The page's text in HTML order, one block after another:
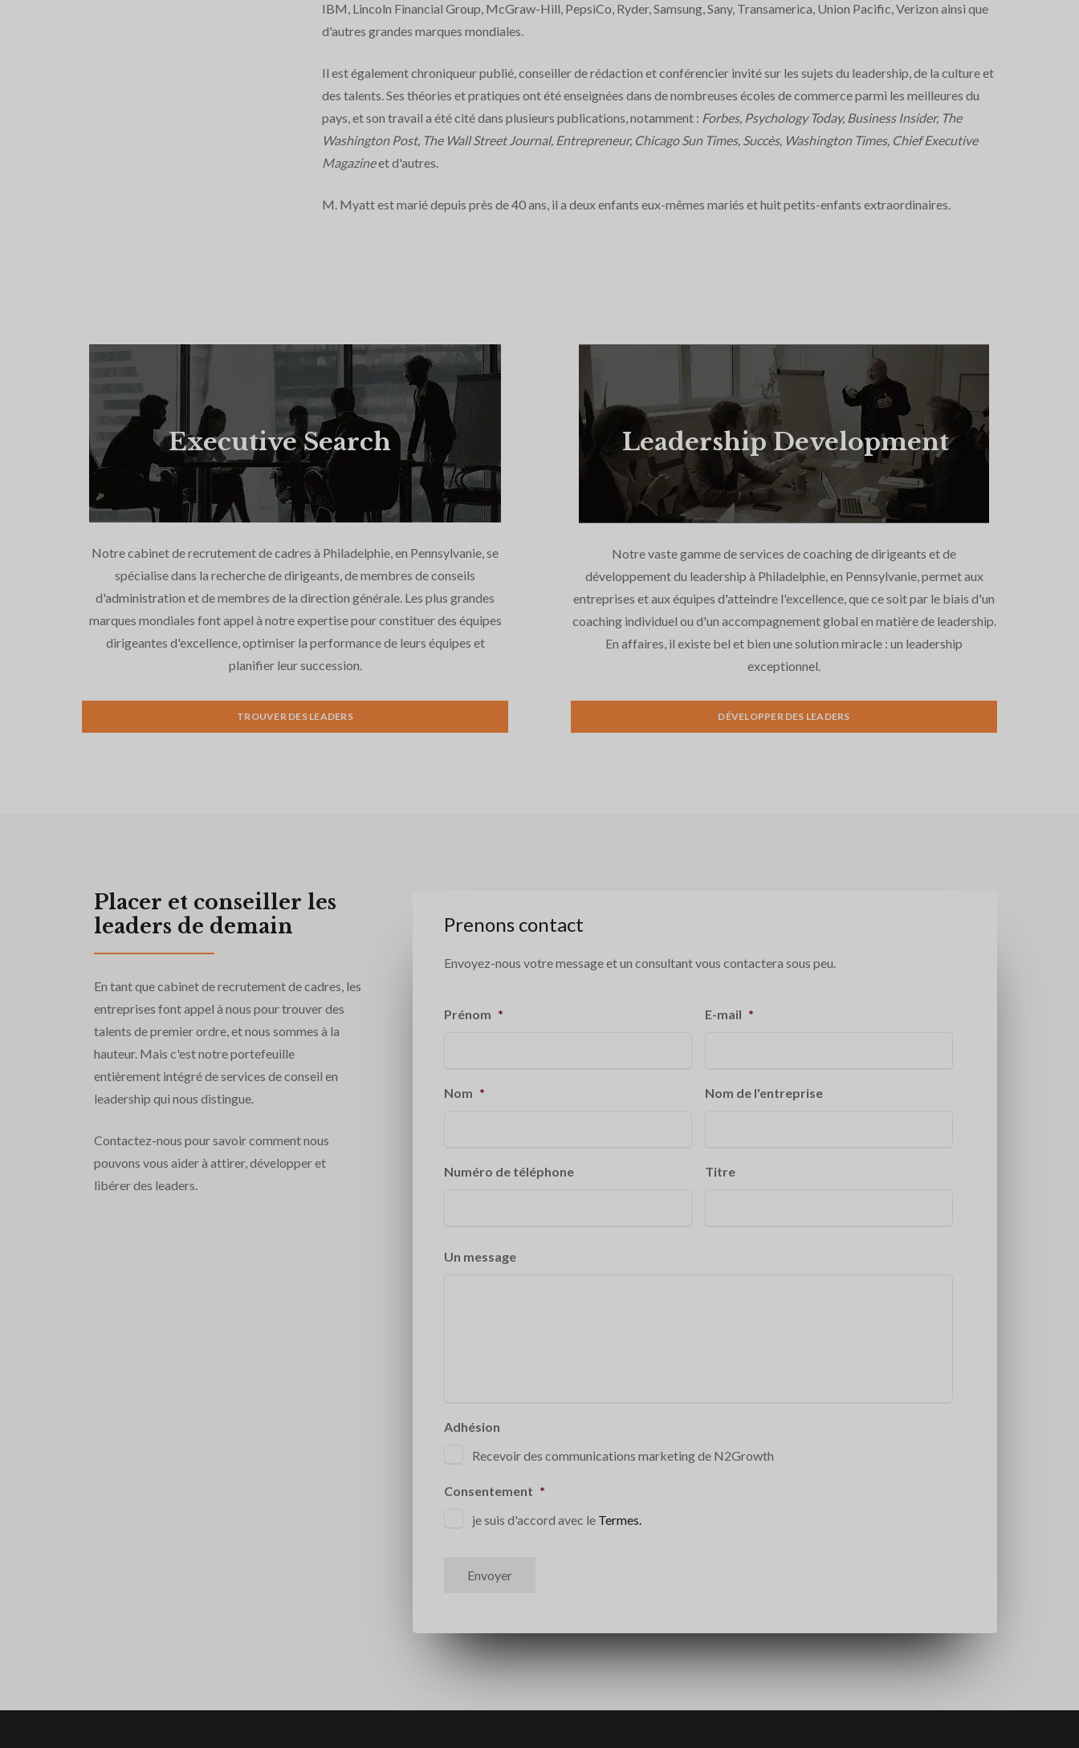
IBM, Lincoln Financial Group, McGraw-Hill, PepsiCo, Ryder, Samsung, Sany, Transamerica, Union Pacific, Verizon ainsi que
d'autres grandes marques mondiales.
Il est également chroniqueur publié, conseiller de rédaction et conférencier invité sur les sujets du leadership, de la culture et
des talents. Ses théories et pratiques ont été enseignées dans de nombreuses écoles de commerce parmi les meilleures du
pays, et son travail a été cité dans plusieurs publications, notamment : Forbes, Psychology Today, Business Insider, The
Washington Post, The Wall Street Journal, Entrepreneur, Chicago Sun Times, Succès, Washington Times, Chief Executive
Magazineet d'autres.
M. Myatt est marié depuis près de 40 ans, il a deux enfants eux-mêmes mariés et huit petits-enfants extraordinaires.
Executive Search
Notre cabinet de recrutement de cadres à Philadelphie, en Pennsylvanie, se
spécialise dans la recherche de dirigeants, de membres de conseils
d'administration et de membres de la direction générale. Les plus grandes
marques mondiales font appel à notre expertise pour constituer des équipes
dirigeantes d'excellence, optimiser la performance de leurs équipes et
planifier leur succession.
TROUVER DES LEADERS
Leadership Development
Notre vaste gamme de services de coaching de dirigeants et de
développement du leadership à Philadelphie, en Pennsylvanie, permet aux
entreprises et aux équipes d'atteindre l'excellence, que ce soit par le biais d'un
coaching individuel ou d'un accompagnement global en matière de leadership.
En affaires, il existe bel et bien une solution miracle : un leadership
exceptionnel.
DÉVELOPPER DES LEADERS
Placer et conseiller les
leaders de demain
En tant que cabinet de recrutement de cadres, les
entreprises font appel à nous pour trouver des
talents de premier ordre, et nous sommes à la
hauteur. Mais c'est notre portefeuille
entièrement intégré de services de conseil en
leadership qui nous distingue.
Contactez-nous pour savoir comment nous
pouvons vous aider à attirer, développer et
libérer des leaders.
Prenons contact
Envoyez-nous votre message et un consultant vous contactera sous peu.
Prénom *
Nom *
Numéro de téléphone
E-mail *
Nom de l'entreprise
Titre
Un message
Adhésion
Recevoir des communications marketing de N2Growth
Consentement *
je suis d'accord avec le Termes.
Envoyer